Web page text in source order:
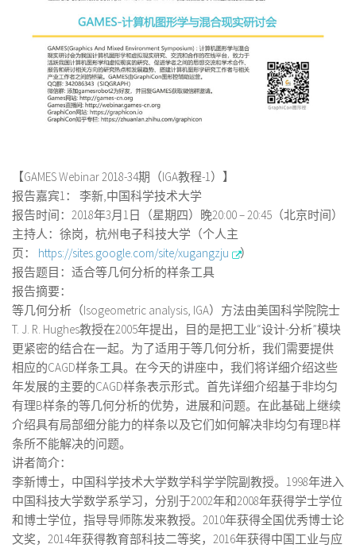
【GAMES Webinar 2018-34期（IGA教程-1）】
报告嘉宾1： 李新,中国科学技术大学
报告时间：2018年3月1日（星期四）晚20:00 – 20:45（北京时间）
主持人：徐岗，杭州电子科技大学（个人主
页：
https://sites.google.com/site/xugangzju
）
报告题目：适合等几何分析的样条工具
报告摘要：
等几何分析（Isogeometric analysis, IGA）方法由美国科学院院士
T. J. R. Hughes教授在2005年提出，目的是把工业“设计-分析”模块
更紧密的结合在一起。为了适用于等几何分析，我们需要提供
相应的CAGD样条工具。在今天的讲座中，我们将详细介绍这些
年发展的主要的CAGD样条表示形式。首先详细介绍基于非均匀
有理B样条的等几何分析的优势，进展和问题。在此基础上继续
介绍具有局部细分能力的样条以及它们如何解决非均匀有理B样
条所不能解决的问题。
讲者简介：
李新博士，中国科学技术大学数学科学学院副教授。1998年进入
中国科技大学数学系学习，分别于2002年和2008年获得学士学位
和博士学位，指导导师陈发来教授。2010年获得全国优秀博士论
文奖，2014年获得教育部科技二等奖，2016年获得中国工业与应